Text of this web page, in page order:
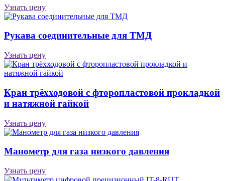
Узнать цену
Рукава соединительные для ТМД
Узнать цену
Кран трёхходовой с фторопластовой прокладкой
и натяжной гайкой
Узнать цену
Манометр для газа низкого давления
Узнать цену